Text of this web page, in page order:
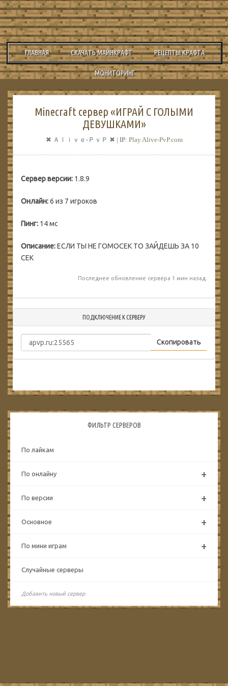
ГЛАВНАЯ СКАЧАТЬ МАЙНКРАФТ РЕЦЕПТЫ КРАФТА
МОНИТОРИНГ
Minecraft сервер «ИГРАЙ С ГОЛЫМИ
ДЕВУШКАМИ»
✖ Ａｌｉｖｅ-ＰｖＰ ✖ | IP: Play.Alive-PvP.com
Сервер версии: 1.8.9
Онлайн:6 из 7 игроков
Пинг: 14 мс
Описание:ЕСЛИ ТЫ НЕ ГОМОСЕК ТО ЗАЙДЕШЬ ЗА 10
СЕК
Последнее обновление сервера 1 мин назад.
ПОДКЛЮЧЕНИЕ К СЕРВЕРУ
Скопировать
ФИЛЬТР СЕРВЕРОВ
По лайкам
По онлайну +
По версии +
Основное +
По мини играм +
Случайные серверы
Добавить новый сервер